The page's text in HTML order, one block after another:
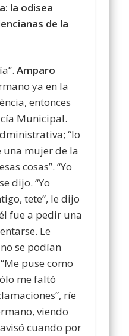
la odisea
de la
Amparo
ya en la
entonces
Municipal.
“lo
una mujer de la
cosas”. “Yo
dijo. “Yo
tete”, le dijo
fue a pedir una
Le
se podían
puse como
me faltó
ríe
viendo
cuando por